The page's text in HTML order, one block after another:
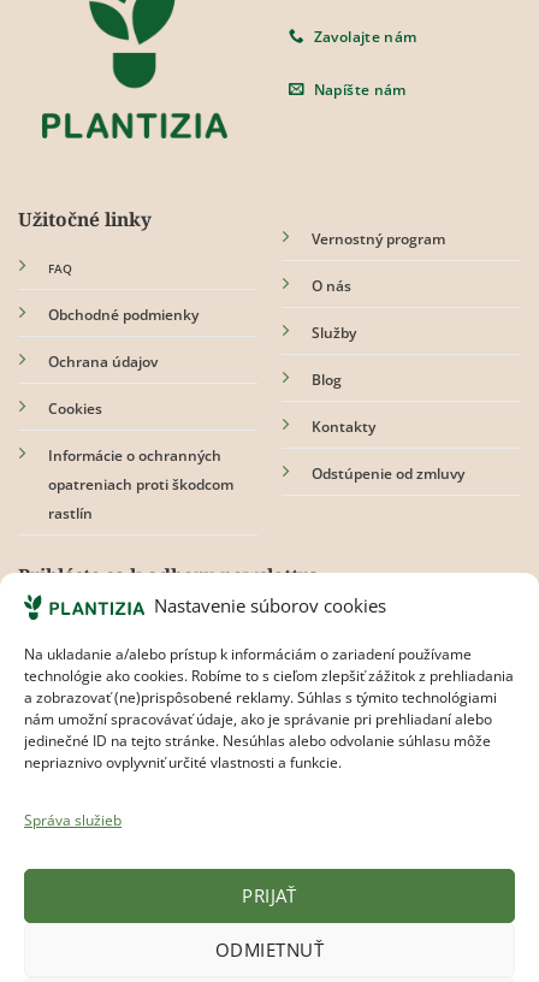
Nastavenie súborov cookies
Na ukladanie a/alebo prístup k informáciám o zariadení používame
technológie ako cookies. Robíme to s cieľom zlepšiť zážitok z prehliadania
a zobrazovať (ne)prispôsobené reklamy. Súhlas s týmito technológiami
nám umožní spracovávať údaje, ako je správanie pri prehliadaní alebo
jedinečné ID na tejto stránke. Nesúhlas alebo odvolanie súhlasu môže
nepriaznivo ovplyvniť určité vlastnosti a funkcie.
Správa služieb
PRIJAŤ
ODMIETNUŤ
Zavolajte nám
Napíšte nám
Užitočné linky
FAQ
Obchodné podmienky
Ochrana údajov
Cookies
Informácie o ochranných
opatreniach proti škodcom
rastlín
Vernostný program
O nás
Služby
Blog
Kontakty
Odstúpenie od zmluvy
Prihláste sa k odberu newslettra
Súhlasím spravidlami ochrany osobných údajov.
Plantizia.cz